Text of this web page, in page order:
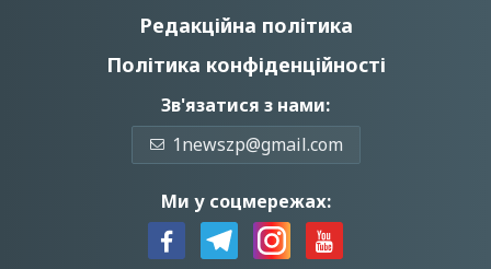
Редакційна політика
Політика конфіденційності
Зв'язатися з нами:
1newszp@gmail.com
Ми у соцмережах: